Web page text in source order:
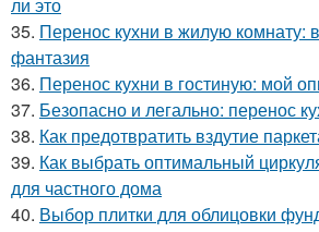
35. Перенос кухни в жилую комнату:
фантазия
36. Перенос кухни в гостиную: мой
37. Безопасно и легально: перенос
38. Как предотвратить вздутие
39. Как выбрать оптимальный
для частного дома
40. Выбор плитки для облицовки